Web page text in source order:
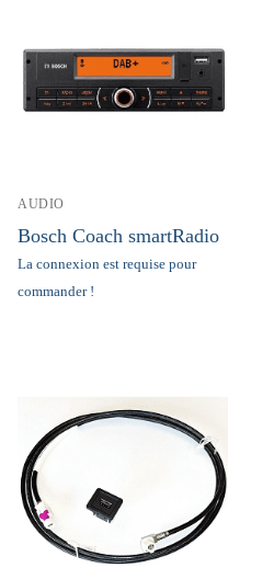
AUDIO
Bosch Coach smartRadio
La connexion est requise pour
commander !